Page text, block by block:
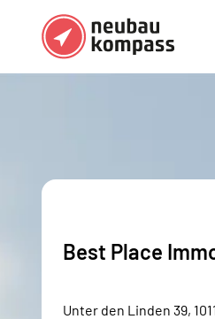
Österreich
Best Place
Unter den Linden 39,